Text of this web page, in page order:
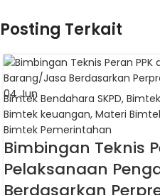
Posting Terkait
04Jun
Bimtek Bendahara SKPD,
Bimtek keuangan, Materi
Bimtek Pemerintahan
Bimbingan Teknis
Pelaksanaan
Berdasarkan